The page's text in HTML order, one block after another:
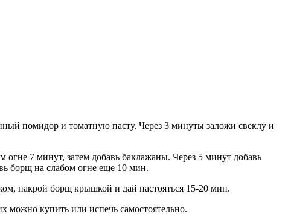
помидор и томатную пасту. Через 3 минуты заложи свеклу и
7 минут, затем добавь баклажаны. Через 5 минут добавь
борщ на слабом огне еще 10 мин.
накрой борщ крышкой и дай настояться 15-20 мин.
купить или испечь самостоятельно.